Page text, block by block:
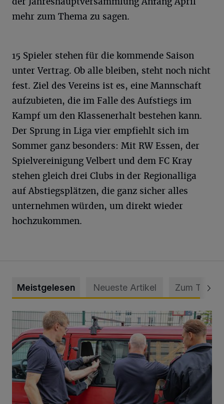
mehr zum Thema zu sagen.
15 Spieler stehen für die kommende Saison
unter Vertrag. Ob alle bleiben, steht noch nicht
fest. Ziel des Vereins ist es, eine Mannschaft
aufzubieten, die im Falle des Aufstiegs im
Kampf um den Klassenerhalt bestehen kann.
Der Sprung in Liga vier empfiehlt sich im
Sommer ganz besonders: Mit RW Essen, der
Spielvereinigung Velbert und dem FC Kray
stehen gleich drei Clubs in der Regionalliga
auf Abstiegsplätzen, die ganz sicher alles
unternehmen würden, um direkt wieder
hochzukommen.
Meistgelesen Neueste Artikel Zum Thema
Feuerwehr befreit Kind aus verschlossenem VW Bulli